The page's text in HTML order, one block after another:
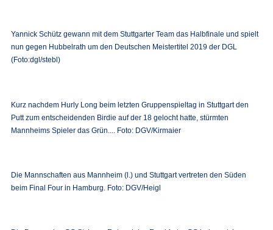
Yannick Schütz gewann mit dem Stuttgarter Team das Halbfinale und spielt
nun gegen Hubbelrath um den Deutschen Meistertitel 2019 der DGL
(Foto:dgl/stebl)
Kurz nachdem Hurly Long beim letzten Gruppenspieltag in Stuttgart den
Putt zum entscheidenden Birdie auf der 18 gelocht hatte, stürmten
Mannheims Spieler das Grün.... Foto: DGV/Kirmaier
Die Mannschaften aus Mannheim (l.) und Stuttgart vertreten den Süden
beim Final Four in Hamburg. Foto: DGV/Heigl